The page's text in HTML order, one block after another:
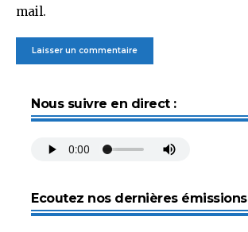
mail.
Nous suivre en direct :
Ecoutez nos dernières émissions